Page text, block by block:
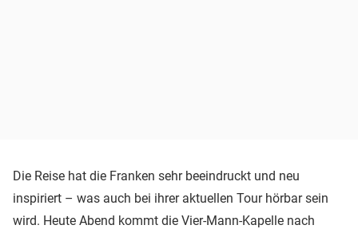
Die Reise hat die Franken sehr beeindruckt und neu
inspiriert – was auch bei ihrer aktuellen Tour hörbar sein
wird. Heute Abend kommt die Vier-Mann-Kapelle nach